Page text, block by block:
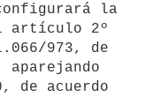
la
artículo 2º
973, de
aparejando
de acuerdo